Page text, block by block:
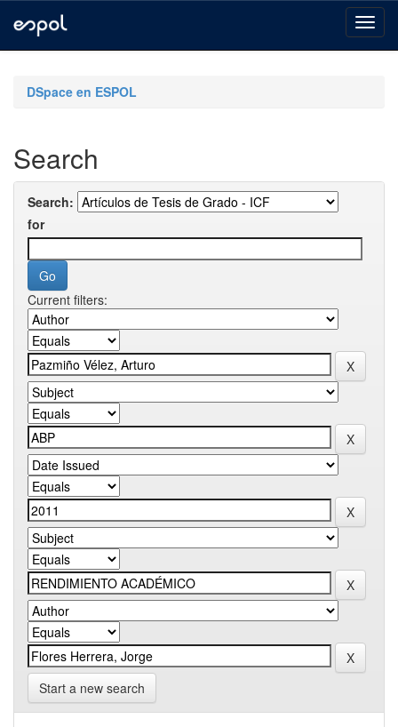
navigationDSpace en ESPOL
Search
Search:
for
Current filters:
Start a new search